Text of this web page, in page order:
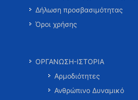
Δήλωση προσβασιμότητας
Όροι χρήσης
ΟΡΓΑΝΩΣΗ-ΙΣΤΟΡΙΑ
Αρμοδιότητες
Ανθρώπινο Δυναμικό